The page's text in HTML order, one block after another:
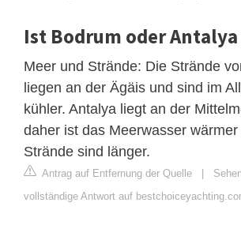
Ist Bodrum oder
Meer und Strände: Die Strände
liegen an der Ägäis und sind im
kühler. Antalya liegt an der
daher ist das Meerwasser
Strände sind länger.
Antrag auf Entfernung der Quelle |
vollständige Antwort auf